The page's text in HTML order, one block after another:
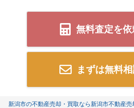
無料査定を依
まずは無料
新潟市の不動産売却・買取なら新潟市不動産売